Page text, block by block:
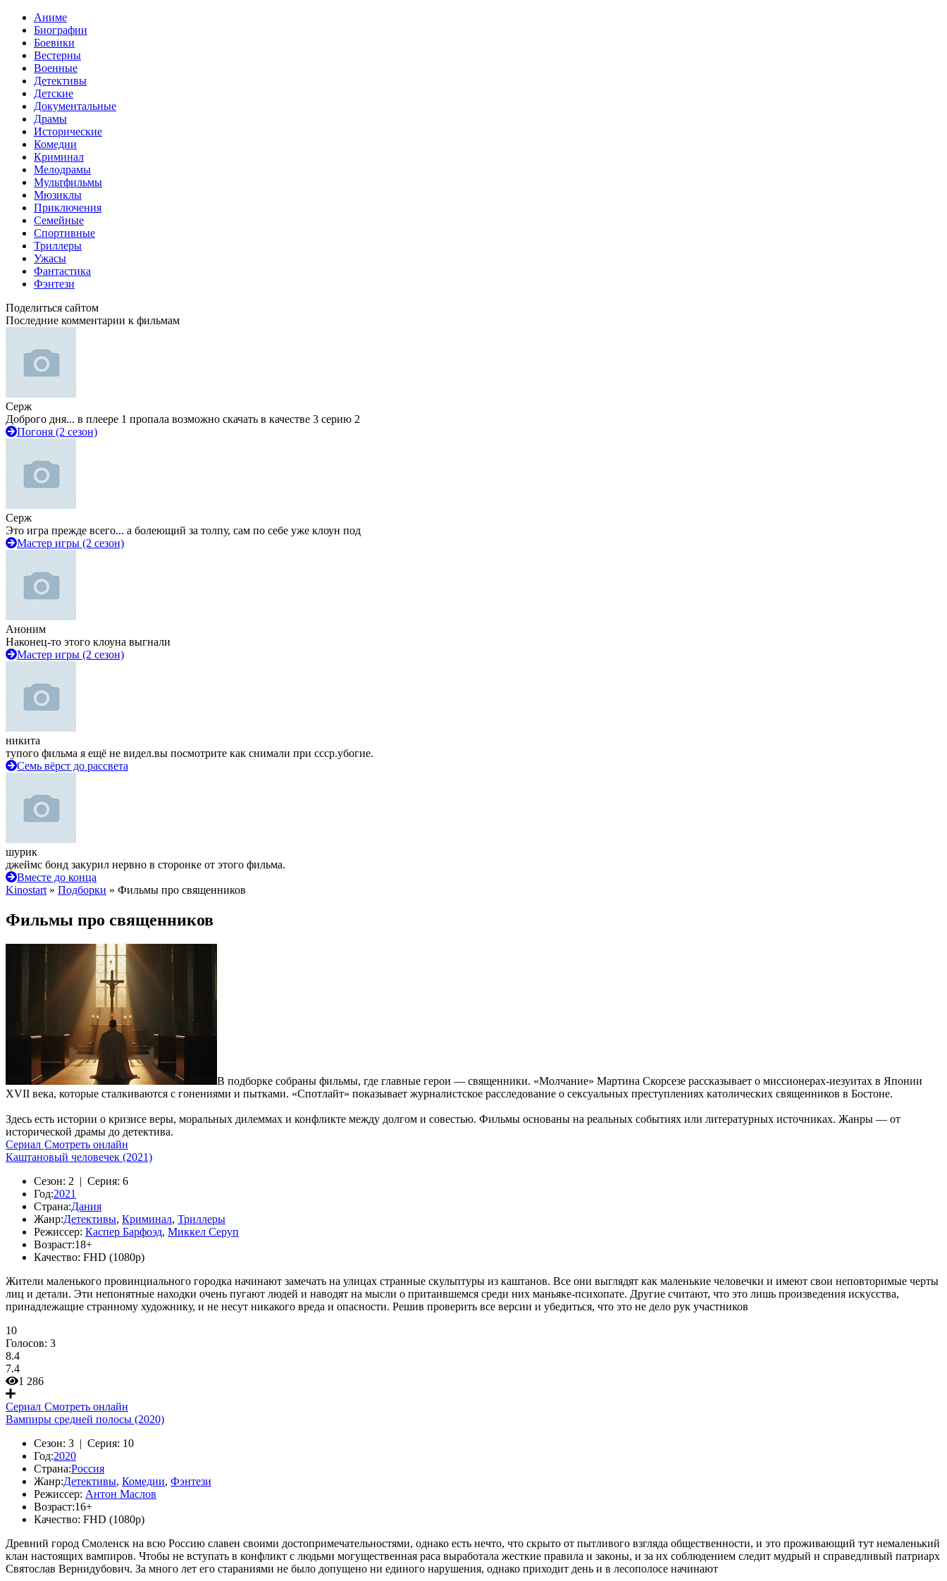
Аниме
Биографии
Боевики
Вестерны
Военные
Детективы
Детские
Документальные
Драмы
Исторические
Комедии
Криминал
Мелодрамы
Мультфильмы
Мюзиклы
Приключения
Семейные
Спортивные
Триллеры
Ужасы
Фантастика
Фэнтези
Поделиться сайтом
Последние комментарии к фильмам
Серж
Доброго дня... в плеере 1 пропала возможно скачать в качестве 3 серию 2
Погоня (2 сезон)
Серж
Это игра прежде всего... а болеющий за толпу, сам по себе уже клоун под
Мастер игры (2 сезон)
Аноним
Наконец-то этого клоуна выгнали
Мастер игры (2 сезон)
никита
тупого фильма я ещё не видел.вы посмотрите как снимали при ссср.убогие.
Семь вёрст до рассвета
шурик
джеймс бонд закурил нервно в сторонке от этого фильма.
Вместе до конца
Kinostart » Подборки » Фильмы про священников
Фильмы про священников
В подборке собраны фильмы, где главные герои — священники. «Молчание» Мартина Скорсезе рассказывает о миссионерах-иезуитах в Японии
XVII века, которые сталкиваются с гонениями и пытками. «Спотлайт» показывает журналистское расследование о сексуальных преступлениях католических священников в Бостоне.
Здесь есть истории о кризисе веры, моральных дилеммах и конфликте между долгом и совестью. Фильмы основаны на реальных событиях или литературных источниках. Жанры — от
исторической драмы до детектива.
Сериал Смотреть онлайн
Каштановый человечек (2021)
Сезон: 2 | Серия: 6
Год:2021
Страна:Дания
Жанр:Детективы, Криминал, Триллеры
Режиссер: Каспер Барфоэд, Миккел Серуп
Возраст:18+
Качество: FHD (1080p)
Жители маленького провинциального городка начинают замечать на улицах странные скульптуры из каштанов. Все они выглядят как маленькие человечки и имеют свои неповторимые черты
лиц и детали. Эти непонятные находки очень пугают людей и наводят на мысли о притаившемся среди них маньяке-психопате. Другие считают, что это лишь произведения искусства,
принадлежащие странному художнику, и не несут никакого вреда и опасности. Решив проверить все версии и убедиться, что это не дело рук участников
10
Голосов: 3
8.4
7.4
1 286
Сериал Смотреть онлайн
Вампиры средней полосы (2020)
Сезон: 3 | Серия: 10
Год:2020
Страна:Россия
Жанр:Детективы, Комедии, Фэнтези
Режиссер: Антон Маслов
Возраст:16+
Качество: FHD (1080p)
Древний город Смоленск на всю Россию славен своими достопримечательностями, однако есть нечто, что скрыто от пытливого взгляда общественности, и это проживающий тут немаленький
клан настоящих вампиров. Чтобы не вступать в конфликт с людьми могущественная раса выработала жесткие правила и законы, и за их соблюдением следит мудрый и справедливый патриарх
Святослав Вернидубович. За много лет его стараниями не было допущено ни единого нарушения, однако приходит день и в лесополосе начинают